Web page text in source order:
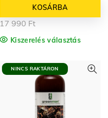
KOSÁRBA
17 990 Ft
Kiszerelés választás
NINCS RAKTÁRON